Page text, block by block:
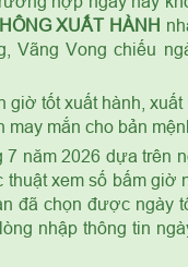
XUẤT HÀNH
Vãng Vong chiếu
giờ tốt xuất hành,
mắn cho bản
năm 2026 dựa trên
xem số bấm giờ
đã chọn được ngày
nhập thông tin